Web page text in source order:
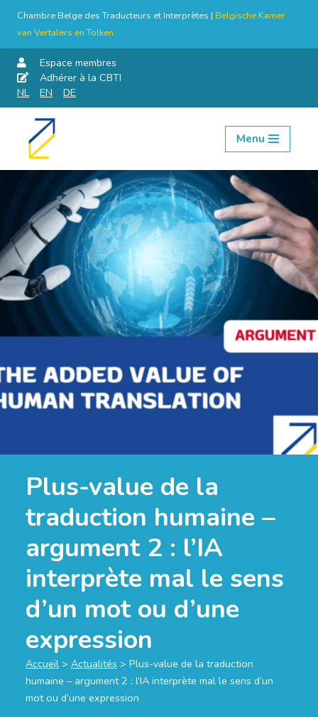
Chambre Belge des Traducteurs et Interprètes | Belgische Kamer
van Vertalers en Tolken
Espace membres
Adhérer à la CBTI
NL
EN DE
Aller
Menu
Plus-value de la
traduction humaine –
argument 2 : l’IA
interprète mal le sens
d’un mot ou d’une
expression
Accueil > Actualités > Plus-value de la traduction
humaine – argument 2 : l’IA interprète mal le sens d’un
mot ou d’une expression